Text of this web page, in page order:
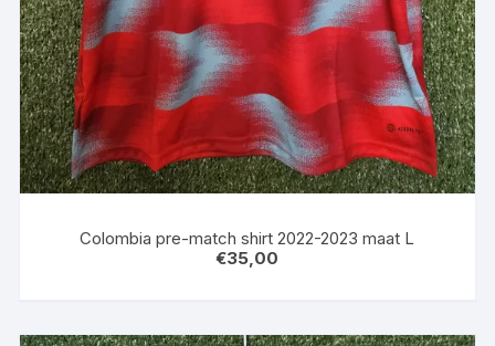
Colombia pre-match shirt 2022-2023 maat L
€35,00